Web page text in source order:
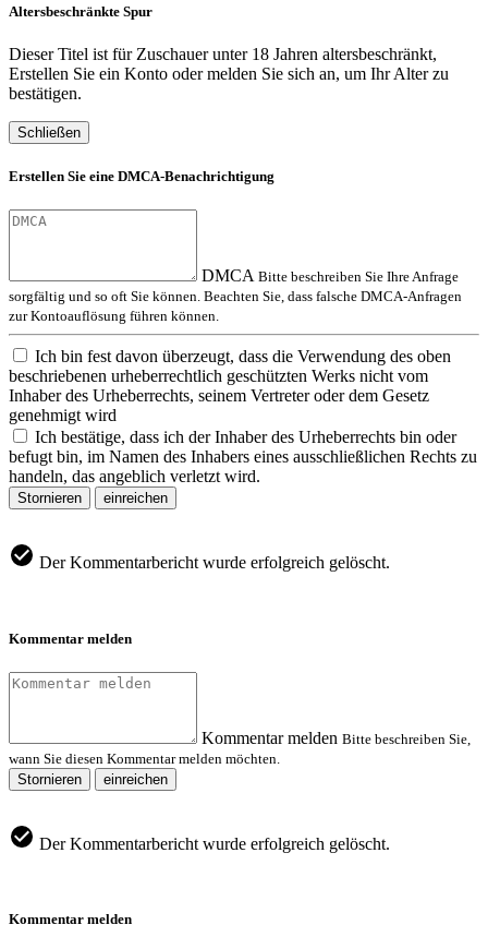
Altersbeschränkte Spur
Dieser Titel ist für Zuschauer unter 18 Jahren altersbeschränkt,
Erstellen Sie ein Konto oder melden Sie sich an, um Ihr Alter zu
bestätigen.
Schließen
Erstellen Sie eine DMCA-Benachrichtigung
DMCA Bitte beschreiben Sie Ihre Anfrage
sorgfältig und so oft Sie können. Beachten Sie, dass falsche DMCA-Anfragen
zur Kontoauflösung führen können.
Ich bin fest davon überzeugt, dass die Verwendung des oben
beschriebenen urheberrechtlich geschützten Werks nicht vom
Inhaber des Urheberrechts, seinem Vertreter oder dem Gesetz
genehmigt wird
Ich bestätige, dass ich der Inhaber des Urheberrechts bin oder
befugt bin, im Namen des Inhabers eines ausschließlichen Rechts zu
handeln, das angeblich verletzt wird.
Stornieren einreichen
Der Kommentarbericht wurde erfolgreich gelöscht.
Kommentar melden
Kommentar melden Bitte beschreiben Sie,
wann Sie diesen Kommentar melden möchten.
Stornieren
einreichen
Der Kommentarbericht wurde erfolgreich gelöscht.
Kommentar melden